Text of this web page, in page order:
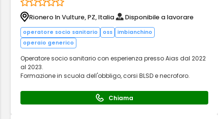
Rionero In Vulture, PZ, Italia Disponibile a lavorare
operatore socio sanitario oss
imbianchino
operaio generico
Operatore socio sanitario con esperienza presso Aias dal 2022
al 2023.
Formazione in scuola dell'obbligo, corsi BLSD e necroforo.
Chiama